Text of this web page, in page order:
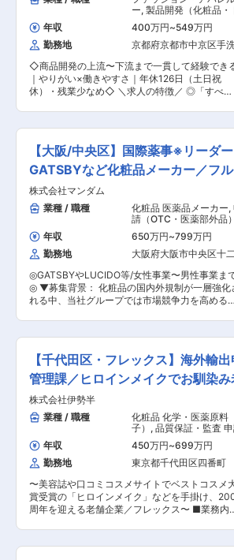
◇風通しの良さ 社内にはアナログ・Web両方の
見箱があり、年次や役職に関係なく改善提案を発
信できる風土があります。製造工程の大幅な効率
化から働きやすさ向上まで、社員の声が実際の
度や運営改善につながっています。 「まずやって
みる」を大切にしており、若手でも新しい業務
改善プロジェクトに挑戦できるため、日々の仕事
を通じて着実にスキルアップできる環境です。 ◇
社長との1on1 定期的に社長との個別面談を実施
直接相談できます。 「言われたことをこなす」
ではなく、自身の意思でキャリアを切り拓いて
ける点が大きな魅力です。 ◇成長を続ける企業
当社グループ売上高は約470億円、従業員数は約
1,450名規模へ成長しています。近年も国内外で
積極的な設備投資を続けており、2025年には最
大規模となる神戸工場フロンティアが稼働開始。
成長フェーズの企業だからこそ、経験や年齢に関
係なく実力次第で成長・キャリアアップを目指
る環境があります。 変更の範囲：会社の定める業
務
ー, 製品開発（化粧品・
申請・薬事
年収 400万円~549万円
勤務地
京都府京都市中京区手
◇商品開発の上流〜下流まで一貫して経験でき
｜やりがい×働きやすさ｜年休126日（土日祝
休）・残業少なめ◇ ＼求人の特徴／ ◎「すべて
カー ◎年休126日（土日祝休）＆残業少なめで
ークライフ◎ ◎有名プロアスリートが愛用する商
品力が強み ▼仕事内容 自社ブランドのスキンケ
ア・ボディケア・ヘアケア製品の開発業務を担
していただきます。 入社後は既存商品の改良業
を中心に経験を積み、将来的には新商品の企画か
ら処方開発、薬事対応、生産立上げまで一貫し
携わっていただきます。 （1）市場調査・商品企
画 （2）処方開発：リニューアル計画立案、原料
選定、処方設計、試作品作製 （3）安全性・品質
評価：安定性試験、品質試験 （4）法規制対応
成分規制確認、表示作成 （5）生産立上げ：製造
条件設定、試作生産、工程確認 （6）その他：
料メーカーとの打ち合わせ、外部顧問（OEM会
出身の専門家）との技術相談 など ▼自社製品
【AQUAGOLD（アクアゴールド）】 ファイテ
たスキンケアシリーズ 〇製品：クレンジング・
顔料・化粧水・美容液・クリームなど 〇特徴：
鉱物油・無香料・パラベンフリーなど、肌への
さしさに配慮した処方を採用 ◎HP：
https://phiten-
beauty.com/aquagold/about/index.html ▼フォ
ロー体制 化粧品OEM会社出身の外部顧問（業界
30年以上のベテラン）が月に2回来社し、技術指
導や処方相談の体制を整えています。 ▼働き方
ワークライフバランスを大切にできる環境です。
・年間休日126日／完全週休2日制 ・最大9日間
連続休暇取得可能（※規定あり） ・時差出勤・
モートワーク制度あり（※規定あり） ▼企業説明
ィケア関連製品の開発・製造・販売を行ってい
す。ネックレスやボディケア用品、サプリメン
【大阪/中央区】国際薬事※リーダ
GATSBYなど化粧品メーカー／フ
株式会社マンダム
業種 / 職種
化粧品 医薬品メーカー,
請（OTC・医薬部外品）
年収
650万円~799万円
勤務地
大阪府大阪市中央区十
◎GATSBYやLUCIDO等/女性事業〜男性事業ま
◎ ▼募集背景： 化粧品の国内外規制が一層強化さ
れる中、当社グループでは市場競争力を高めるた
経験を持ち、国内外の規制に精通した人財の採
を進めています。 ▼業務内容： ・規制対応のた
めの関連規制情報収集とリスク対応業務 国内外
（ASEANなどのアジア諸国／EU／日本等）の化
粧品規制動向を把握し、製品開発・調達部門と
携しながらリスク評価および対応策の検討、共有
を行います。 ・最終製品の薬事適合性の確認・適
正化に関する業務 処方・表示・仕様等について
各国規制への適合性を確認し、必要に応じて改善
提案や調整を行います。 ・国内外の化粧品申請、
届出に係る薬事業務 化粧品・医薬部外品に関する
申請・届出業務を担当し、資料作成や当局対応、
社内外関係者との調整を行います。 ・原料採用時
の国内外の規制適合性評価 採用予定原料につい
て、各国規制を踏まえた成分確認、使用可否判
を行い、開発・調達部門と連携して原料選定を
【千代田区・フレックス】海外輸
管理課／ヒロインメイクでお馴染み
カー
株式会社伊勢半
業種 / 職種
化粧品 化学・医薬原料
子） , 品質保証・監査
年収
450万円~699万円
勤務地
東京都千代田区四番町
〜美容誌や口コミコスメサイトでベストコスメ
賞受賞の「ヒロインメイク」などを手掛け、
周年を迎える老舗企業／フレックス〜 ■業務内容
業務をお任せします。 ・EU圏をはじめとした海